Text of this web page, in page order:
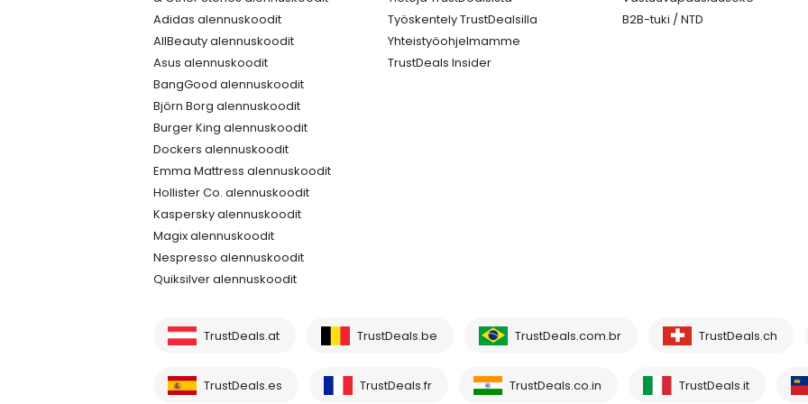
Adidas alennuskoodit
AllBeauty alennuskoodit
Asus alennuskoodit
BangGood alennuskoodit
Björn Borg alennuskoodit
Burger King alennuskoodit
Dockers alennuskoodit
Emma Mattress alennuskoodit
Hollister Co. alennuskoodit
Kaspersky alennuskoodit
Magix alennuskoodit
Nespresso alennuskoodit
Quiksilver alennuskoodit
Työskentely TrustDealsilla
Yhteistyöohjelmamme
TrustDeals Insider
B2B-tuki / NTD
TrustDeals.at TrustDeals.be TrustDeals.com.br TrustDeals.ch
TrustDeals.es TrustDeals.fr TrustDeals.co.in TrustDeals.it